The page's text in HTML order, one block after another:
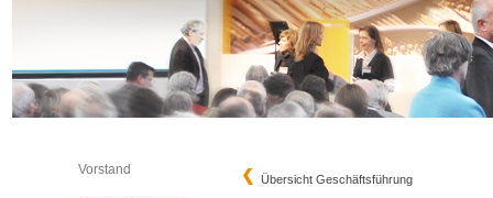
Vorstand
Übersicht Geschäftsführung